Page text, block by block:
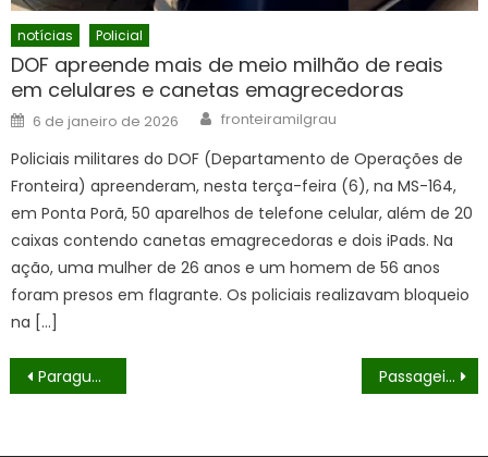
notícias Policial
DOF apreende mais de meio milhão de reais
em celulares e canetas emagrecedoras
Posted
on
6 de janeiro de 2026 Author
fronteiramilgrau
Policiais militares do DOF (Departamento de Operações de
Fronteira) apreenderam, nesta terça-feira (6), na MS-164,
em Ponta Porã, 50 aparelhos de telefone celular, além de 20
caixas contendo canetas emagrecedoras e dois iPads. Na
ação, uma mulher de 26 anos e um homem de 56 anos
foram presos em flagrante. Os policiais realizavam bloqueio
na […]
Navegação
Paraguaio é preso pelo DOF com pasta base de cocaína que seria entregue em Dourados Passageiro de motocicleta morre em grave acidente na SC-414O passageiro da motocicleta não resistiu aos ferimentos e foi encontrado sem vida no local do acidente